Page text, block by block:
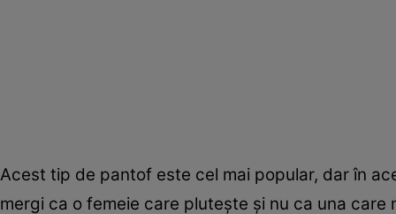
Acest tip de pantof este cel mai popular, dar în
mergi ca o femeie care plutește și nu ca una